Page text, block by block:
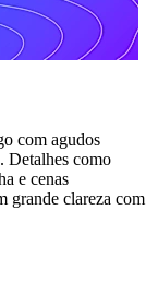
com agudos
Detalhes como
e cenas
grande clareza com